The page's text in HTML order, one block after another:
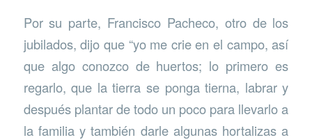
Por su parte, Francisco Pacheco, otro de los
jubilados, dijo que “yo me crie en el campo, así
que algo conozco de huertos; lo primero es
regarlo, que la tierra se ponga tierna, labrar y
después plantar de todo un poco para llevarlo a
la familia y también darle algunas hortalizas a